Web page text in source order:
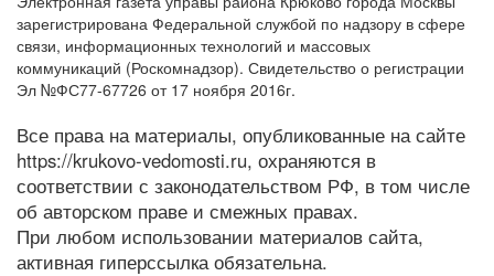
зарегистрирована Федеральной службой по надзору в сфере
связи, информационных технологий и массовых
коммуникаций (Роскомнадзор). Свидетельство о регистрации
Эл №ФС77-67726 от 17 ноября 2016г.
Все права на материалы, опубликованные на сайте
https://krukovo-vedomosti.ru, охраняются в
соответствии с законодательством РФ, в том числе
об авторском праве и смежных правах.
При любом использовании материалов сайта,
активная гиперссылка обязательна.